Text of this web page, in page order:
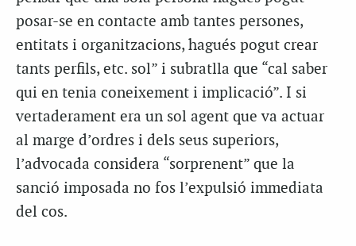
posar-se en contacte amb tantes persones,
entitats i organitzacions, hagués pogut crear
tants perfils, etc. sol” i subratlla que “cal saber
qui en tenia coneixement i implicació”. I si
vertaderament era un sol agent que va actuar
al marge d’ordres i dels seus superiors,
l’advocada considera “sorprenent” que la
sanció imposada no fos l’expulsió immediata
del cos.